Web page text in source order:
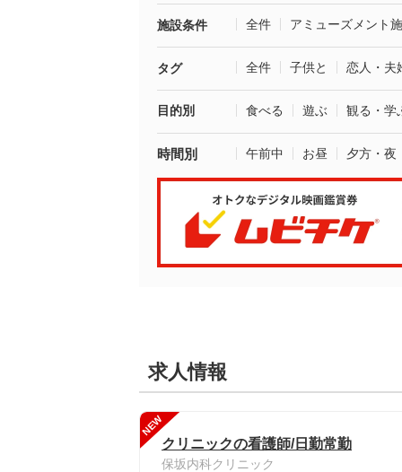
施設条件 全件 アミューズメント
タグ 全件 子供と 恋人・夫
目的別 食べる 遊ぶ 観る・学
時間別 午前中 お昼 夕方・夜
求人情報
NEW
クリニックの看護師/日勤常勤
保坂内科クリニック